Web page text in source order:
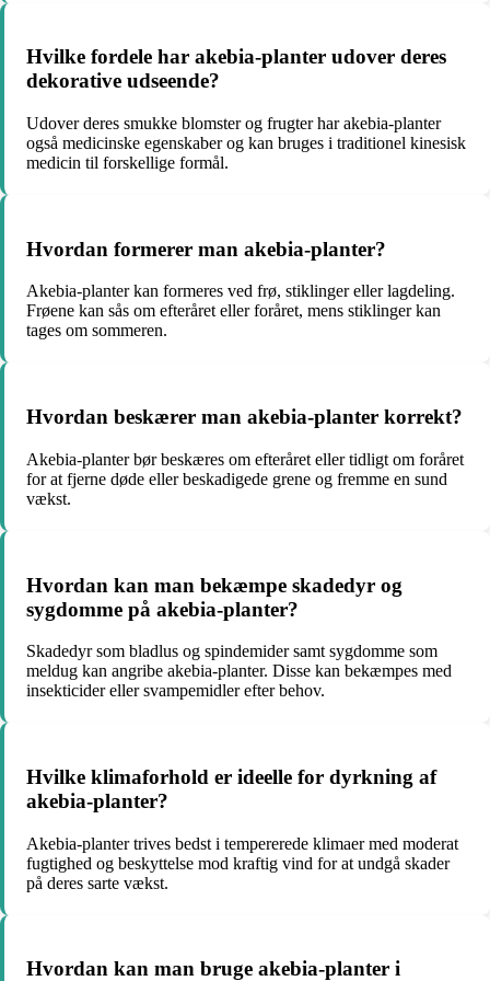
Hvilke fordele har akebia-planter udover deres
dekorative udseende?
Udover deres smukke blomster og frugter har akebia-planter
også medicinske egenskaber og kan bruges i traditionel kinesisk
medicin til forskellige formål.
Hvordan formerer man akebia-planter?
Akebia-planter kan formeres ved frø, stiklinger eller lagdeling.
Frøene kan sås om efteråret eller foråret, mens stiklinger kan
tages om sommeren.
Hvordan beskærer man akebia-planter korrekt?
Akebia-planter bør beskæres om efteråret eller tidligt om foråret
for at fjerne døde eller beskadigede grene og fremme en sund
vækst.
Hvordan kan man bekæmpe skadedyr og
sygdomme på akebia-planter?
Skadedyr som bladlus og spindemider samt sygdomme som
meldug kan angribe akebia-planter. Disse kan bekæmpes med
insekticider eller svampemidler efter behov.
Hvilke klimaforhold er ideelle for dyrkning af
akebia-planter?
Akebia-planter trives bedst i tempererede klimaer med moderat
fugtighed og beskyttelse mod kraftig vind for at undgå skader
på deres sarte vækst.
Hvordan kan man bruge akebia-planter i